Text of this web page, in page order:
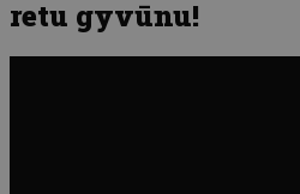
retu gyvūnu!